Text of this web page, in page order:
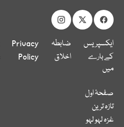
ایکسپریس
کے بارے
میں
ضابطہ
اخلاق
Privacy
Policy
صفحۂ اول
تازہ ترین
غزہ لہو لہو